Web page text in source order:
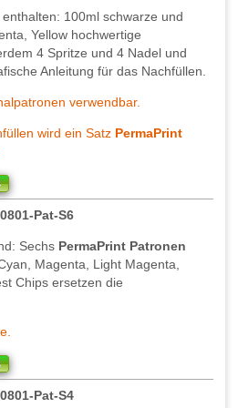
100ml schwarze und
Yellow hochwertige
4 Spritze und 4 Nadel und
Anleitung für das Nachfüllen.
verwendbar.
wird ein Satz PermaPrint
Pat-S6
Sechs PermaPrint Patronen
Magenta, Light Magenta,
Chips ersetzen die
Pat-S4